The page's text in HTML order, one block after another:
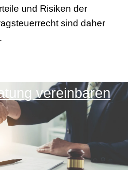
und Risiken der
sind daher
vereinbaren